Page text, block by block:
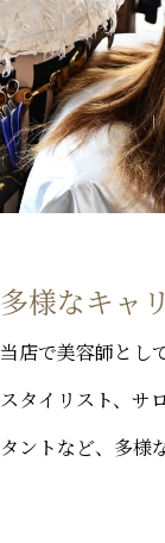
多様なキャ
当店で美容師とし
スタイリスト、サ
タントなど、多様